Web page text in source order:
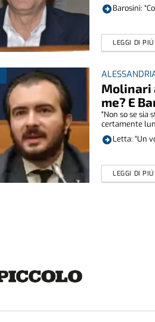
LEGGI DI PIÚ
Barosini:
Molinari
me? E
"Non so se sia
certamente
LEGGI DI PIÚ
Letta: “Un